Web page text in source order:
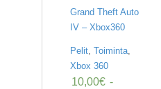
Grand Theft Auto
IV – Xbox360
Pelit, Toiminta,
Xbox 360
10,00€ -